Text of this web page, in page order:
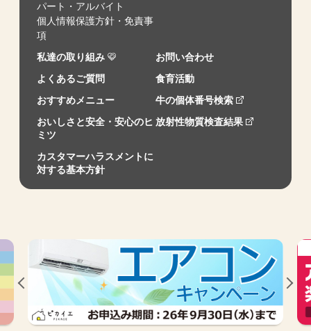
パート・アルバイト
個人情報保護方針・免責事
項
私達の取り組み
お問い合わせ
よくあるご質問
食育活動
おすすめメニュー
牛の個体番号検索
おいしさと安全・安心のヒ
ミツ
放射性物質検査結果
カスタマーハラスメントに
対する基本方針